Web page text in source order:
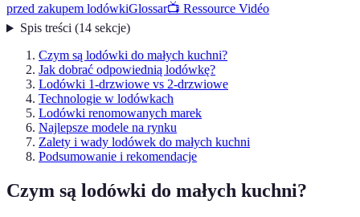
przed zakupem lodówkiGlossar📺 Ressource Vidéo
Spis treści(14 sekcje)
Czym są lodówki do małych kuchni?
Jak dobrać odpowiednią lodówkę?
Lodówki 1-drzwiowe vs 2-drzwiowe
Technologie w lodówkach
Lodówki renomowanych marek
Najlepsze modele na rynku
Zalety i wady lodówek do małych kuchni
Podsumowanie i rekomendacje
Czym są lodówki do małych kuchni?